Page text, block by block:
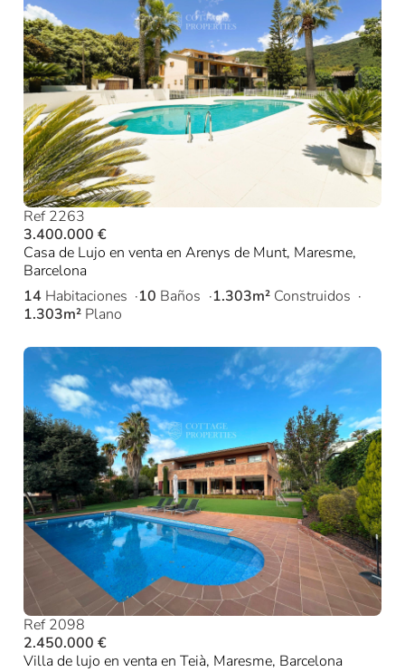
Ref 2263
3.400.000 €
Casa de Lujo en venta en Arenys de Munt, Maresme,
Barcelona
14 Habitaciones 10 Baños 1.303m² Construidos
1.303m² Plano
Ref 2098
2.450.000 €
Villa de lujo en venta en Teià, Maresme, Barcelona